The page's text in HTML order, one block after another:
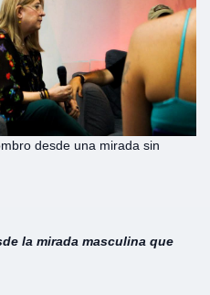
desde una mirada sin
la mirada masculina que